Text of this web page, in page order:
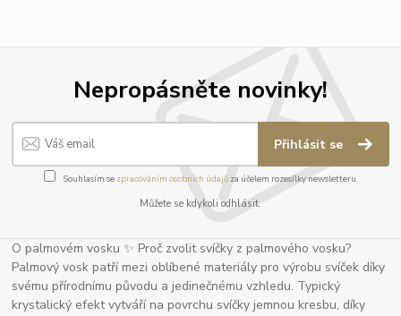
Nepropásněte novinky!
Přihlásit se
Souhlasím se zpracováním osobních údajůza účelem rozesílky newsletteru.
Můžete se kdykoli odhlásit.
O palmovém vosku ✨ Proč zvolit svíčky z palmového vosku?
Palmový vosk patří mezi oblíbené materiály pro výrobu svíček díky
svému přírodnímu původu a jedinečnému vzhledu. Typický
krystalický efekt vytváří na povrchu svíčky jemnou kresbu, díky